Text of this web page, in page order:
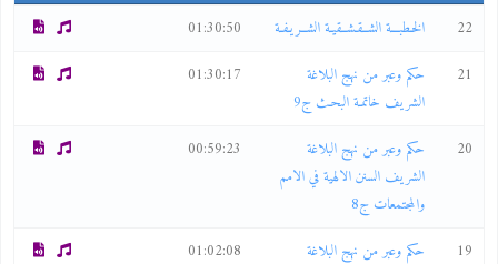
22
الخـطبـــة الشــقـشــقيـة الشــريـفـة
01:30:50
21
حكم وعبر من نهج البلاغة
الشريف خاتمـة البحـث ج9
01:30:17
20
حكم وعبر من نهج البلاغة
الشريف السنن الالهية في الامم
والمجتمعات ج8
00:59:23
19
حكم وعبر من نهج البلاغة
01:02:08